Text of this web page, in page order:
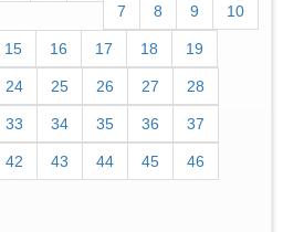
7
8 9 10
15 16 17 18 19
24 25 26 27 28
33 34 35 36 37
42 43 44 45 46